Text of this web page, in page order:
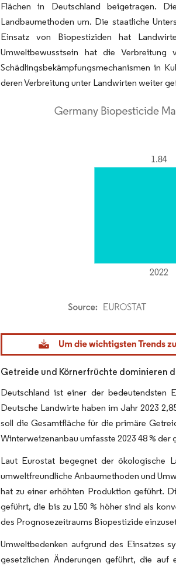
Flächen in Deutschland beigetragen.
Landbaumethoden um. Die staatliche
Einsatz von Biopestiziden hat
Umweltbewusstsein hat die Verbreitung
Schädlingsbekämpfungsmechanismen in
deren Verbreitung unter Landwirten weiter
Bild © Mordor Intelligence. Wiederverwendung
Getreide und Körnerfrüchte dominieren
Deutschland ist einer der bedeutendsten
Deutsche Landwirte haben im Jahr 2023
soll die Gesamtfläche für die primäre
Winterweizenanbau umfasste 2023 48 %
Laut Eurostat begegnet der ökologische
umweltfreundliche Anbaumethoden und
hat zu einer erhöhten Produktion geführt.
geführt, die bis zu 150 % höher sind als
des Prognosezeitraums Biopestizide
Umweltbedenken aufgrund des Einsatzes
gesetzlichen Änderungen geführt, die auf